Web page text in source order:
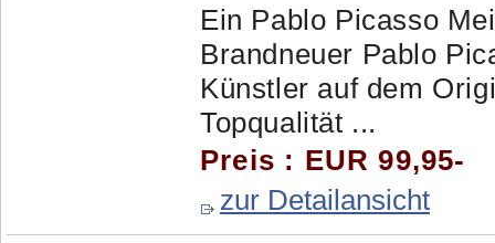
Ein Pablo Picasso
Brandneuer Pablo
Künstler auf dem
Topqualität ...
Preis : EUR 99,95-
zur Detailansicht